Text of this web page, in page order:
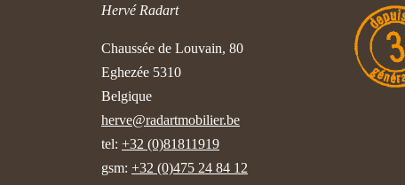
Hervé Radart
Chaussée de Louvain, 80
Eghezée 5310
Belgique
herve@radartmobilier.be
tel: +32 (0)81811919
gsm: +32 (0)475 24 84 12